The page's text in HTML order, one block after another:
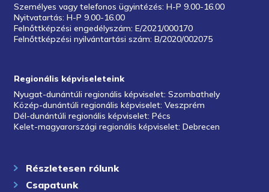
Személyes vagy telefonos ügyintézés: H-P 9.00-16.00
Nyitvatartás: H-P 9.00-16.00
Felnőttképzési engedélyszám: E/2021/000170
Felnőttképzési nyilvántartási szám: B/2020/002075
Regionális képviseleteink
Nyugat-dunántúli regionális képviselet: Szombathely
Közép-dunántúli regionális képviselet: Veszprém
Dél-dunántúli regionális képviselet: Pécs
Kelet-magyarországi regionális képviselet: Debrecen
Részletesen rólunk
Csapatunk